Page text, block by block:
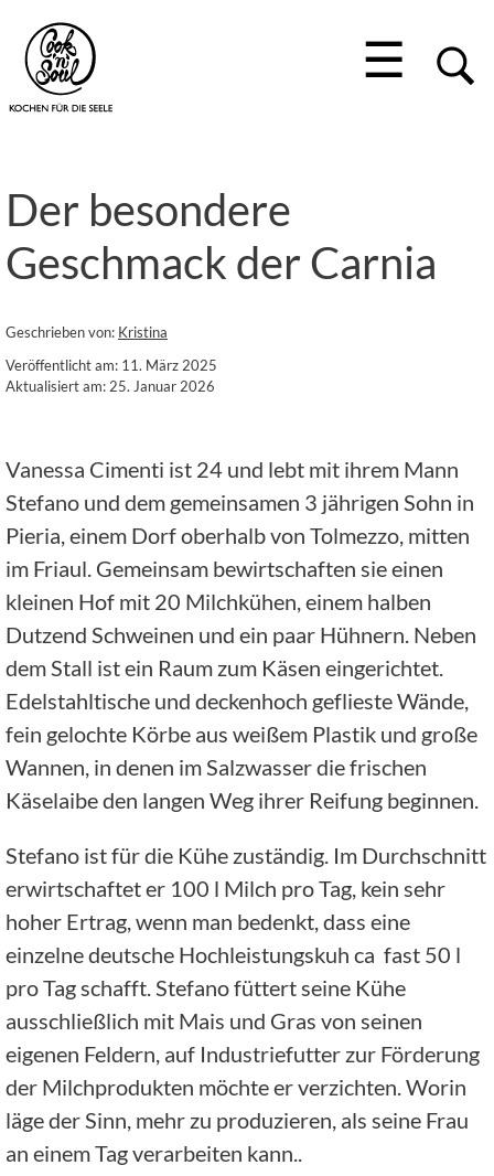
☰
Der besondere
Geschmack der Carnia
Geschrieben von: Kristina
Veröffentlicht am: 11. März 2025
Aktualisiert am: 25. Januar 2026
Vanessa Cimenti ist 24 und lebt mit ihrem Mann
Stefano und dem gemeinsamen 3 jährigen Sohn in
Pieria, einem Dorf oberhalb von Tolmezzo, mitten
im Friaul. Gemeinsam bewirtschaften sie einen
kleinen Hof mit 20 Milchkühen, einem halben
Dutzend Schweinen und ein paar Hühnern. Neben
dem Stall ist ein Raum zum Käsen eingerichtet.
Edelstahltische und deckenhoch geflieste Wände,
fein gelochte Körbe aus weißem Plastik und große
Wannen, in denen im Salzwasser die frischen
Käselaibe den langen Weg ihrer Reifung beginnen.
Stefano ist für die Kühe zuständig. Im Durchschnitt
erwirtschaftet er 100 l Milch pro Tag, kein sehr
hoher Ertrag, wenn man bedenkt, dass eine
einzelne deutsche Hochleistungskuh ca fast 50 l
pro Tag schafft. Stefano füttert seine Kühe
ausschließlich mit Mais und Gras von seinen
eigenen Feldern, auf Industriefutter zur Förderung
der Milchprodukten möchte er verzichten. Worin
läge der Sinn, mehr zu produzieren, als seine Frau
an einem Tag verarbeiten kann..